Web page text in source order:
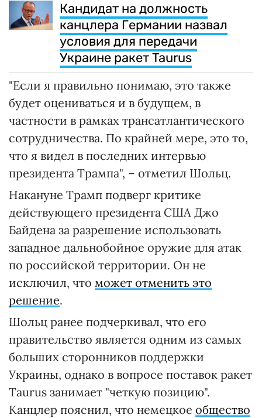
Кандидат на должность
канцлера Германии назвал
условия для передачи
Украине ракет Taurus
"Если я правильно понимаю, это также
будет оцениваться и в будущем, в
частности в рамках трансатлантического
сотрудничества. По крайней мере, это то,
что я видел в последних интервью
президента Трампа", – отметил Шольц.
Накануне Трамп подверг критике
действующего президента США Джо
Байдена за разрешение использовать
западное дальнобойное оружие для атак
по российской территории. Он не
исключил, что может отменить это
решение.
Шольц ранее подчеркивал, что его
правительство является одним из самых
больших сторонников поддержки
Украины, однако в вопросе поставок ракет
Taurus занимает "четкую позицию".
Канцлер пояснил, что немецкое общество